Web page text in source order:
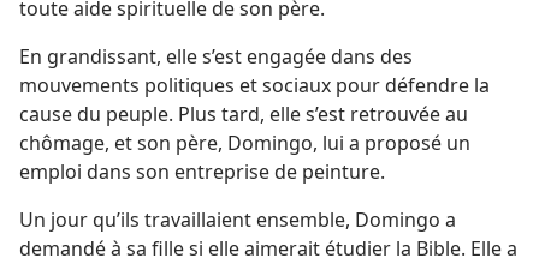
toute aide spirituelle de son père.
En grandissant, elle s’est engagée dans des
mouvements politiques et sociaux pour défendre la
cause du peuple. Plus tard, elle s’est retrouvée au
chômage, et son père, Domingo, lui a proposé un
emploi dans son entreprise de peinture.
Un jour qu’ils travaillaient ensemble, Domingo a
demandé à sa fille si elle aimerait étudier la Bible. Elle a